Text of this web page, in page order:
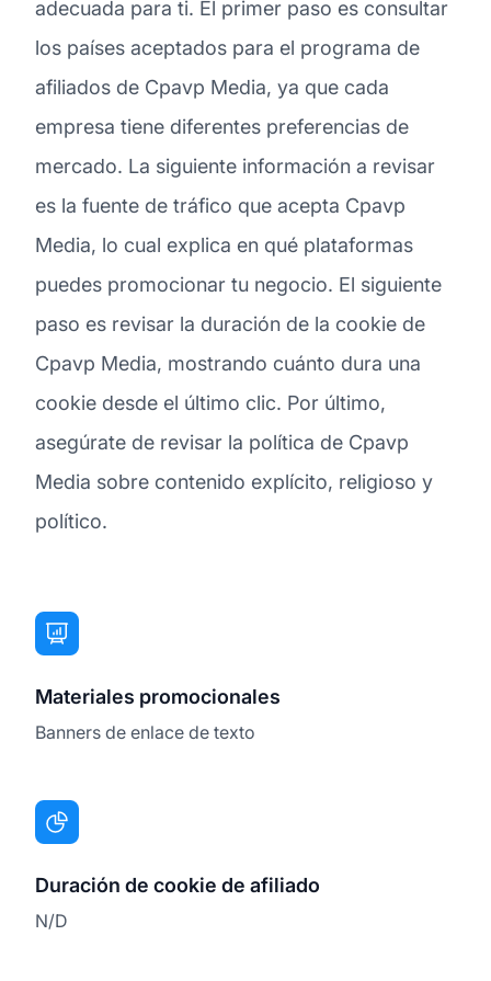
adecuada para ti. El primer paso es consultar
los países aceptados para el programa de
afiliados de Cpavp Media, ya que cada
empresa tiene diferentes preferencias de
mercado. La siguiente información a revisar
es la fuente de tráfico que acepta Cpavp
Media, lo cual explica en qué plataformas
puedes promocionar tu negocio. El siguiente
paso es revisar la duración de la cookie de
Cpavp Media, mostrando cuánto dura una
cookie desde el último clic. Por último,
asegúrate de revisar la política de Cpavp
Media sobre contenido explícito, religioso y
político.
Materiales promocionales
Banners de enlace de texto
Duración de cookie de afiliado
N/D